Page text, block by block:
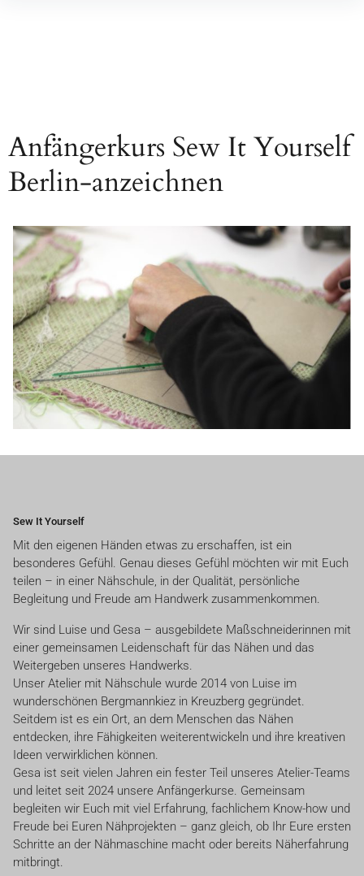
Anfängerkurs Sew It Yourself
Berlin-anzeichnen
Beitragsnavigation
Sew It Yourself
Mit den eigenen Händen etwas zu erschaffen, ist ein
besonderes Gefühl. Genau dieses Gefühl möchten wir mit Euch
teilen – in einer Nähschule, in der Qualität, persönliche
Begleitung und Freude am Handwerk zusammenkommen.
Wir sind Luise und Gesa – ausgebildete Maßschneiderinnen mit
einer gemeinsamen Leidenschaft für das Nähen und das
Weitergeben unseres Handwerks.
Unser Atelier mit Nähschule wurde 2014 von Luise im
wunderschönen Bergmannkiez in Kreuzberg gegründet.
Seitdem ist es ein Ort, an dem Menschen das Nähen
entdecken, ihre Fähigkeiten weiterentwickeln und ihre kreativen
Ideen verwirklichen können.
Gesa ist seit vielen Jahren ein fester Teil unseres Atelier-Teams
und leitet seit 2024 unsere Anfängerkurse. Gemeinsam
begleiten wir Euch mit viel Erfahrung, fachlichem Know-how und
Freude bei Euren Nähprojekten – ganz gleich, ob Ihr Eure ersten
Schritte an der Nähmaschine macht oder bereits Näherfahrung
mitbringt.